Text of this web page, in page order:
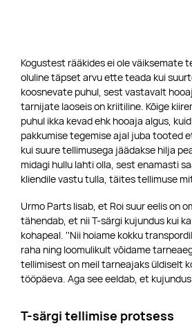
Kogustest rääkides ei ole väiksemate
oluline täpset arvu ette teada kui
koosnevate puhul, sest vastavalt
tarnijate laoseis on kriitiline. Kõige
puhul ikka kevad ehk hooaja algus,
pakkumise tegemise ajal juba tooted
kui suure tellimusega jäädakse hilja
midagi hullu lahti olla, sest enamasti
kliendile vastu tulla, täites tellimuse
Urmo Parts lisab, et Roi suur eelis on
tähendab, et nii T-särgi kujundus kui
kohapeal. ''Nii hoiame kokku
raha ning loomulikult võidame
tellimisest on meil tarneajaks üldiselt
tööpäeva. Aga see eeldab, et
T-särgi tellimise protsess